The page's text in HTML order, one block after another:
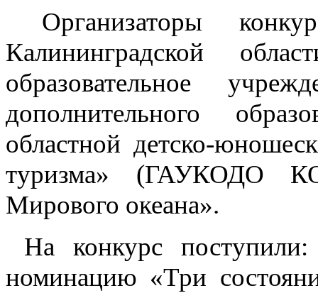
Организаторы
Калининградской
образовательное
дополнительного
областной детско-
туризма» (ГАУКОДО
Мирового океана».
На конкурс
номинацию «Три